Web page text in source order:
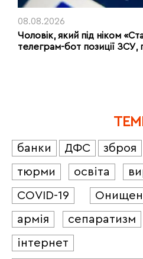
08.08.2026
Чоловік, який під ніком
телеграм-бот позиції ЗСУ,
банки ДФС зброя
тюрми
освіта
COVID-19
армія
сепаратизм
інтернет